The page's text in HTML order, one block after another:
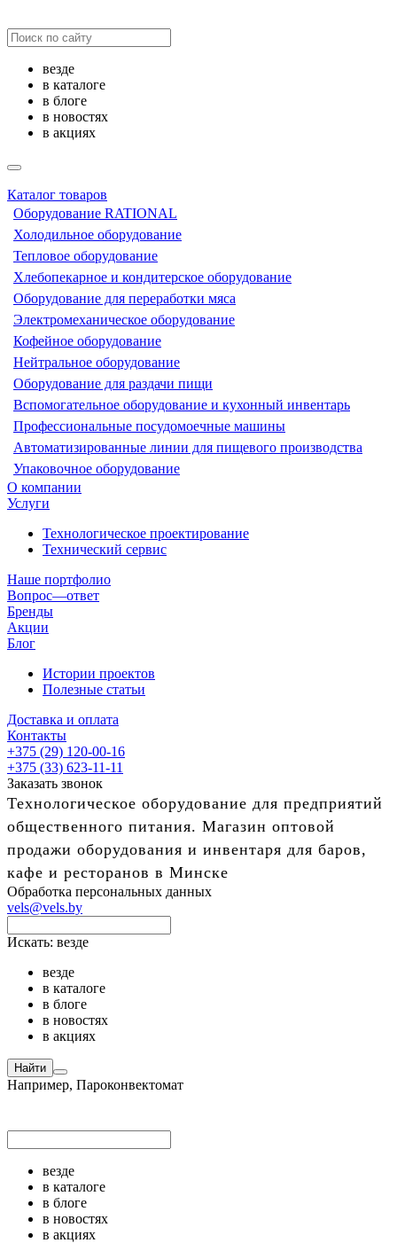
везде
в каталоге
в блоге
в новостях
в акциях
Каталог товаров
Оборудование RATIONAL
Холодильное оборудование
Тепловое оборудование
Хлебопекарное и кондитерское оборудование
Оборудование для переработки мяса
Электромеханическое оборудование
Кофейное оборудование
Нейтральное оборудование
Оборудование для раздачи пищи
Вспомогательное оборудование и кухонный инвентарь
Профессиональные посудомоечные машины
Автоматизированные линии для пищевого производства
Упаковочное оборудование
О компании
Услуги
Технологическое проектирование
Технический сервис
Наше портфолио
Вопрос—ответ
Бренды
Акции
Блог
Истории проектов
Полезные статьи
Доставка и оплата
Контакты
+375 (29) 120-00-16
+375 (33) 623-11-11
Заказать звонок
Технологическое оборудование для предприятий
общественного питания. Магазин оптовой
продажи оборудования и инвентаря для баров,
кафе и ресторанов в Минске
Обработка персональных данных
vels@vels.by
Искать: везде
везде
в каталоге
в блоге
в новостях
в акциях
Найти
Например, Пароконвектомат
везде
в каталоге
в блоге
в новостях
в акциях